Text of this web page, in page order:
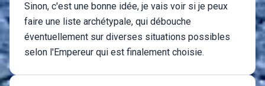
Sinon, c'est une bonne idée, je vais voir si je peux
faire une liste archétypale, qui débouche
éventuellement sur diverses situations possibles
selon l'Empereur qui est finalement choisie.